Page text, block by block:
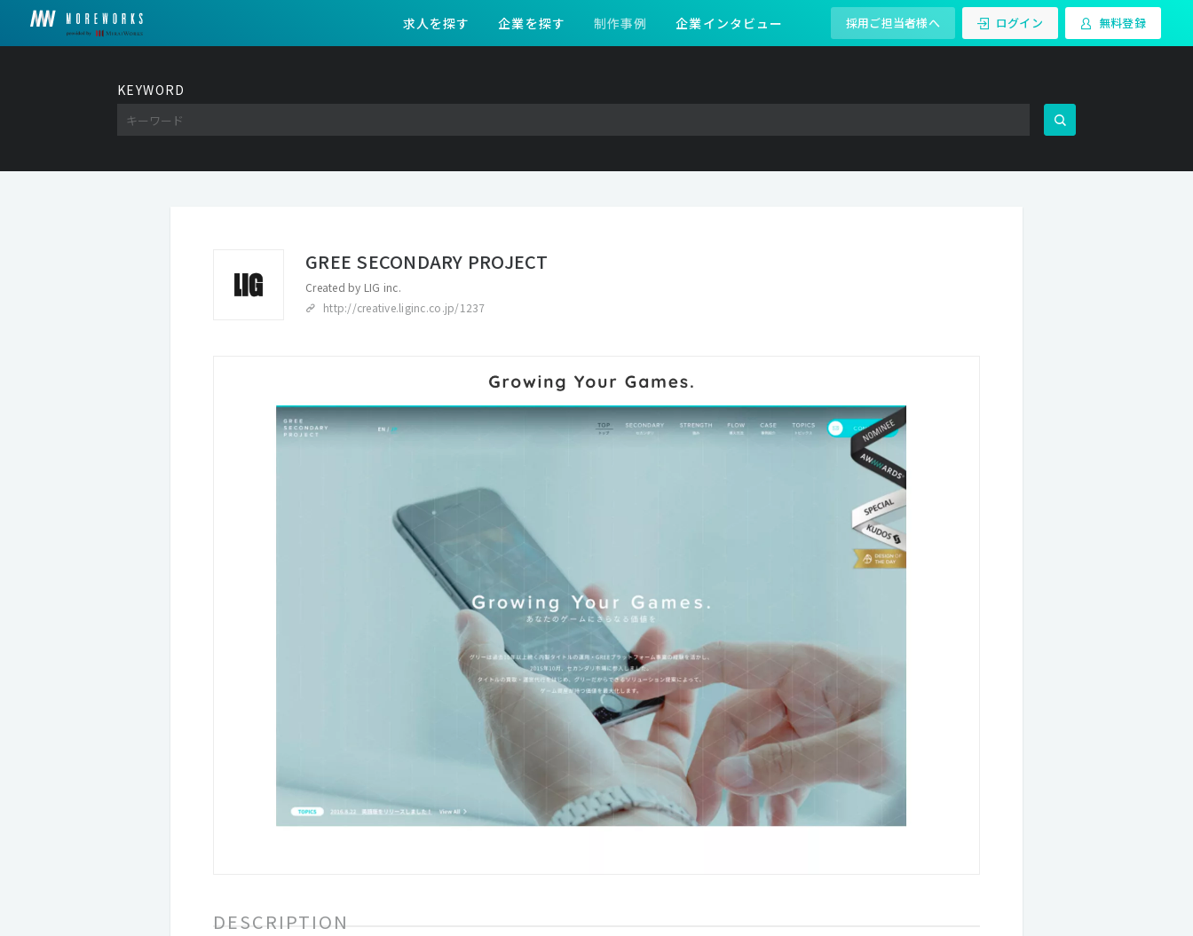
求人を探す 企業を探す 制作事例 企業インタビュー 採用ご担当者様へ ログイン 無料登録
KEYWORD
GREE SECONDARY PROJECT
Created by LIG inc.
http://creative.liginc.co.jp/1237
DESCRIPTION